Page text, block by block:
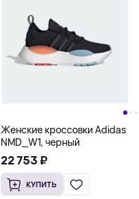
Женские кроссовки Adidas
NMD_W1, черный
22 753 ₽
КУПИТЬ